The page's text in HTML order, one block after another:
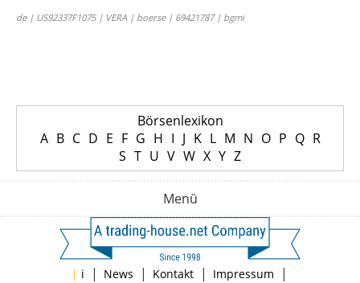
de | US92337F1075 | VERA | boerse | 69421787 | bgmi
Börsenlexikon
A B C D E F G H I J K L M N O P Q R
S T U V W X Y Z
Menü
| i | News | Kontakt | Impressum |